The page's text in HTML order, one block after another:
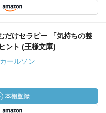
だけセラピー 「気持ちの整
ント (王様文庫)
ールソン